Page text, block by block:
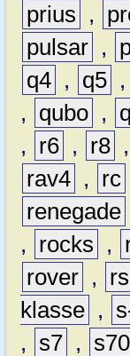
prius
,
pulsar ,
q4 , q5 ,
,
qubo ,
,
r6 , r8 ,
rav4 , rc
renegade
,
rocks ,
rover , rs
klasse ,
,
s7 , s70